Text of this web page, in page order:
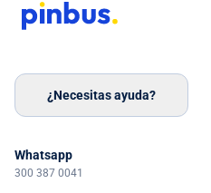
¿Necesitas ayuda?
Whatsapp
300 387 0041